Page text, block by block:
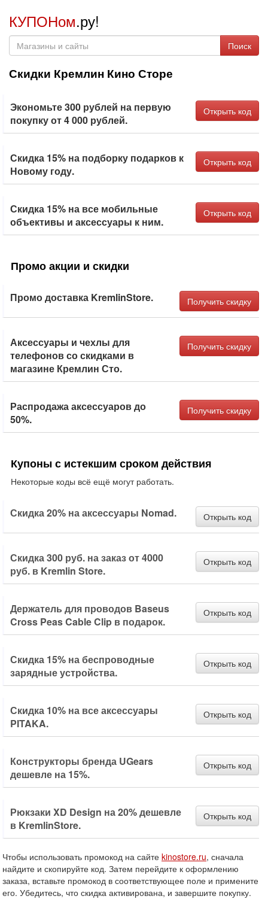
КУПОНом.ру!
Поиск
Скидки Кремлин Кино Сторе
Экономьте 300 рублей на первую
покупку от 4 000 рублей.
Открыть код
Скидка 15% на подборку подарков к
Новому году.
Открыть код
Скидка 15% на все мобильные
объективы и аксессуары к ним.
Открыть код
Промо акции и скидки
Промо доставка KremlinStore. Получить скидку
Аксессуары и чехлы для
телефонов со скидками в
магазине Кремлин Сто.
Получить скидку
Распродажа аксессуаров до
50%.
Получить скидку
Купоны с истекшим сроком действия
Некоторые коды всё ещё могут работать.
Скидка 20% на аксессуары Nomad. Открыть код
Скидка 300 руб. на заказ от 4000
руб. в Kremlin Store.
Открыть код
Держатель для проводов Baseus
Cross Peas Cable Clip в подарок.
Открыть код
Скидка 15% на беспроводные
зарядные устройства.
Открыть код
Скидка 10% на все аксессуары
PITAKA.
Открыть код
Конструкторы бренда UGears
дешевле на 15%.
Открыть код
Рюкзаки XD Design на 20% дешевле
в KremlinStore.
Открыть код
Чтобы использовать промокод на сайте kinostore.ru, сначала
найдите и скопируйте код. Затем перейдите к оформлению
заказа, вставьте промокод в соответствующее поле и примените
его. Убедитесь, что скидка активирована, и завершите покупку.